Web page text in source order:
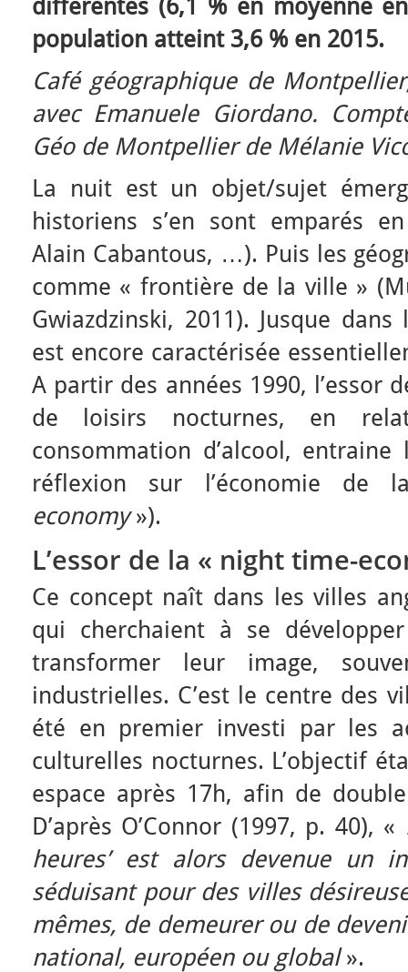
différentes (6,1 % en moyenne
population atteint 3,6 % en 2015.
Café géographique de
avec Emanuele Giordano.
Géo de Montpellier de Mélanie
La nuit est un objet/sujet
historiens s’en sont emparés
Alain Cabantous, …). Puis les
comme « frontière de la ville »
Gwiazdzinski, 2011). Jusque
est encore caractérisée
A partir des années 1990, l’essor
de loisirs nocturnes, en
consommation d’alcool, entraine
réflexion sur l’économie
economy»).
L’essor de la « night time-
Ce concept naît dans les villes
qui cherchaient à se
transformer leur image,
industrielles. C’est le centre des
été en premier investi par les
culturelles nocturnes. L’objectif
espace après 17h, afin de
D’après O’Connor (1997, p. 40), «
heures’ est alors devenue un
séduisant pour des villes
mêmes, de demeurer ou de
national, européen ou global».